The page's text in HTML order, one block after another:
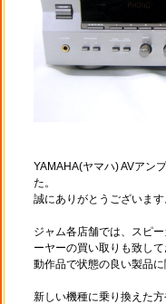
YAMAHA(ヤマハ) AVアン
た。
誠にありがとうございます
ジャム各店舗では、スピ
ーヤーの買い取りも致して
動作品で状態の良い製品
新しい機種に乗り換えた